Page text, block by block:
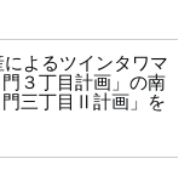
よるツインタワマ
３丁目計画」の南
三丁目Ⅱ計画」を